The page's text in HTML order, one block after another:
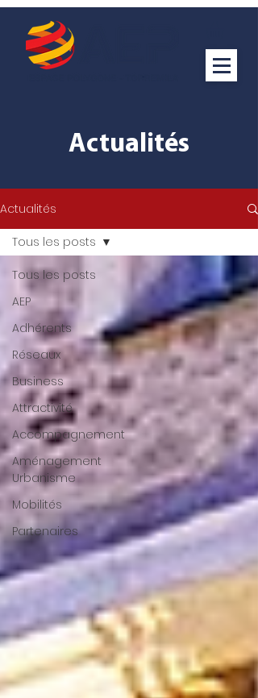
Actualités
Actualités
Tous les posts
AEP
Adhérents
Réseaux
Business
Attractivité
Accompagnement
Aménagement
Urbanisme
Mobilités
Partenaires
Tous les posts